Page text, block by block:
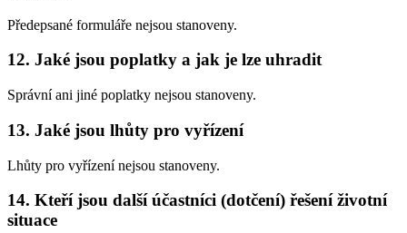
Předepsané formuláře nejsou stanoveny.
12. Jaké jsou poplatky a jak je lze uhradit
Správní ani jiné poplatky nejsou stanoveny.
13. Jaké jsou lhůty pro vyřízení
Lhůty pro vyřízení nejsou stanoveny.
14. Kteří jsou další účastníci (dotčení) řešení životní
situace